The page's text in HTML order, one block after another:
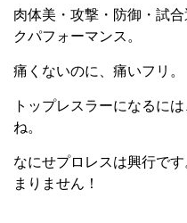
肉体美・攻撃・防御・試
クパフォーマンス。
痛くないのに、痛いフリ
トップレスラーになるに
ね。
なにせプロレスは興行で
まりません！